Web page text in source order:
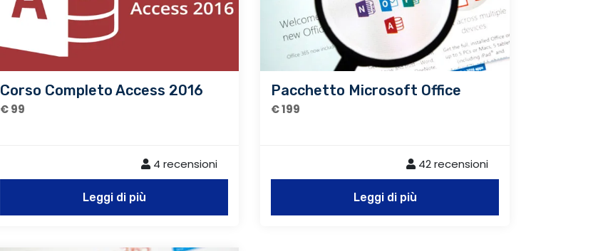
Corso Completo Access 2016
€ 99
4 recensioni
Leggi di più
Pacchetto Microsoft Office
€ 199
42 recensioni
Leggi di più